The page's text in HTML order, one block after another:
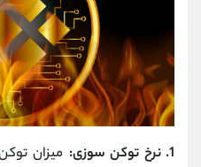
1. نرخ توکن سوزی: